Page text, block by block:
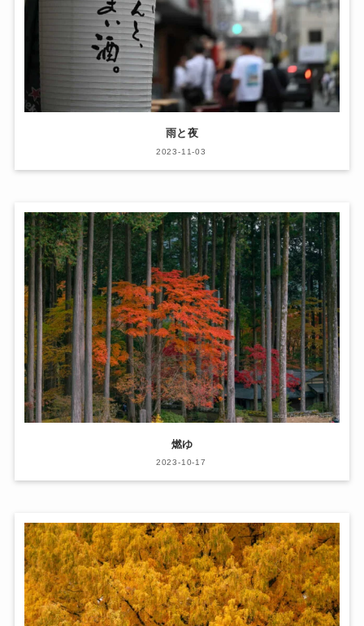
雨と夜
2023-11-03
燃ゆ
2023-10-17